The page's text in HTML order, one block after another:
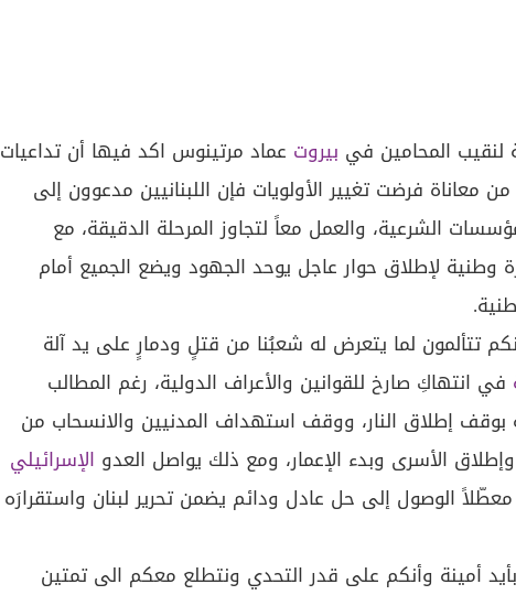
لنقيب المحامين في بيروت عماد مرتينوس اكد فيها أن تداعيات
معاناة فرضت تغيير الأولويات فإن اللبنانيين مدعوون إلى
الشرعية، والعمل معاً لتجاوز المرحلة الدقيقة، مع
وطنية لإطلاق حوار عاجل يوحد الجهود ويضع الجميع أمام
تتألمون لما يتعرض له شعبُنا من قتلٍ ودمارٍ على يد آلة
في انتهاكِ صارخ للقوانين والأعراف الدولية، رغم المطالب
بوقف إطلاق النار، ووقف استهداف المدنيين والانسحاب من
الأسرى وبدء الإعمار، ومع ذلك يواصل العدو الإسرائيلي
معطّلاً الوصول إلى حل عادل ودائم يضمن تحرير لبنان واستقرارَه
أمينة وأنكم على قدر التحدي ونتطلع معكم الى تمتين